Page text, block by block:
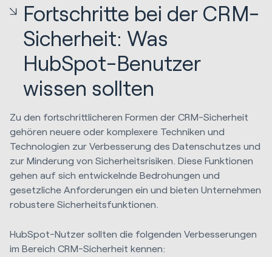
Fortschritte bei der CRM-
Sicherheit: Was
HubSpot-Benutzer
wissen sollten
Zu den fortschrittlicheren Formen der CRM-Sicherheit
gehören neuere oder komplexere Techniken und
Technologien zur Verbesserung des Datenschutzes und
zur Minderung von Sicherheitsrisiken. Diese Funktionen
gehen auf sich entwickelnde Bedrohungen und
gesetzliche Anforderungen ein und bieten Unternehmen
robustere Sicherheitsfunktionen.
HubSpot-Nutzer sollten die folgenden Verbesserungen
im Bereich CRM-Sicherheit kennen: